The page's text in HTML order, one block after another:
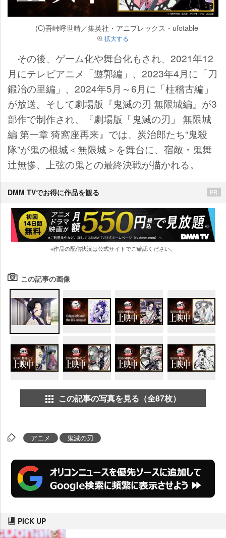
(C)吾峠呼世晴／集英社・アニプレックス・ufotable
拡大する
その後、ゲーム化や舞台化もされ、2021年12
月にテレビアニメ「遊郭編」、2023年4月に「刀
鍛冶の里編」、2024年5月～6月に「柱稽古編」
が放送。そして劇場版『鬼滅の刃 無限城編』が3
部作で制作され、『劇場版「鬼滅の刃」 無限城
編 第一章 猗窩座再来』では、炭治郎たち“鬼殺
隊”が鬼の根城＜無限城＞を舞台に、宿敵・鬼舞
辻無惨、上弦の鬼との最終決戦が描かれる。
DMM TVでお得に作品を観る
※作品の配信状況は公式サイトでご確認ください。
この記事の画像
この記事の写真を見る（全87枚）
アニメ 鬼滅の刃
PICK UP